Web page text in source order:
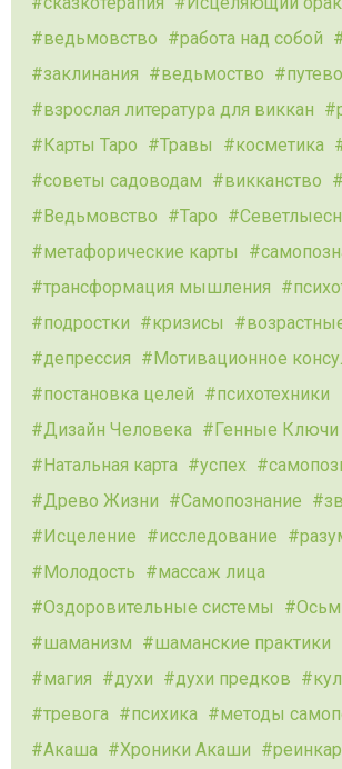
ведьмовство
работа над собой
заклинания
ведьмоство
взрослая литература для виккан
Карты Таро
Травы косметика
советы садоводам
викканство
Ведьмовство
Таро
метафорические карты
трансформация мышления
подростки
кризисы
депрессия
Мотивационное
постановка целей
психотехники
Дизайн Человека
Генные Ключи
Натальная карта
успех
Древо Жизни
Самопознание
Исцеление
исследование
Молодость
массаж лица
Оздоровительные системы
шаманизм
шаманские практики
магия
духи духи предков
тревога
психика
методы
Акаша
Хроники Акаши